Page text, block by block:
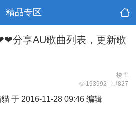
精品专区
分享AU歌曲列表，更新歌
楼主
193992 827
于 2016-11-28 09:46 编辑